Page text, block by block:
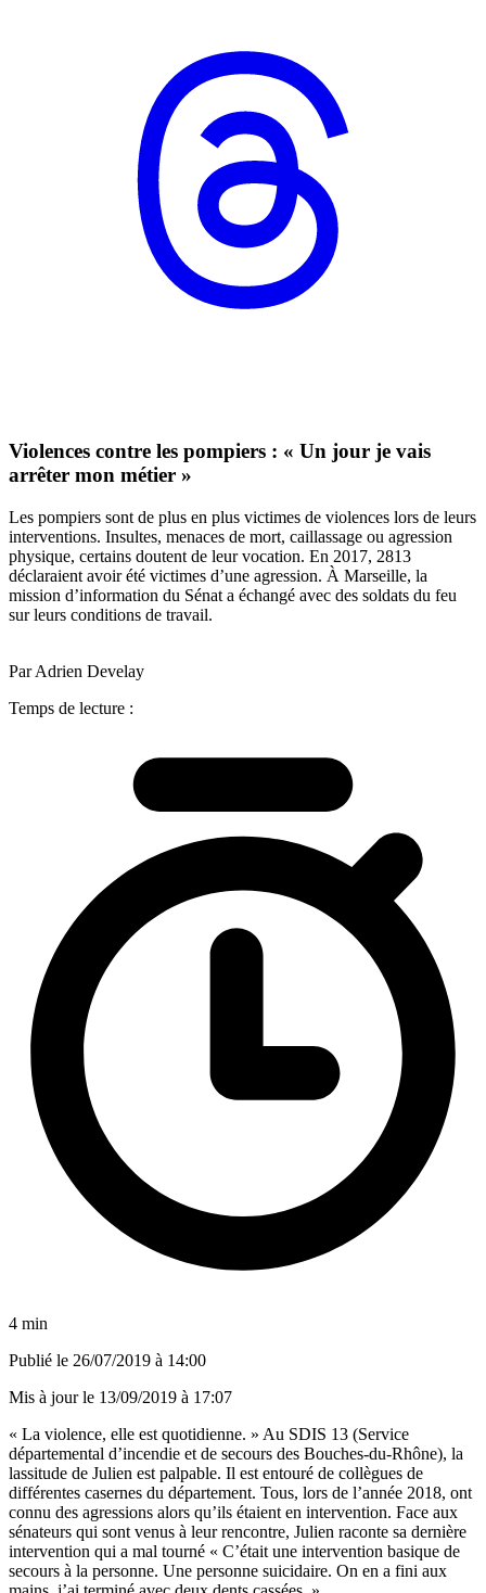
Violences contre les pompiers : « Un jour je vais
arrêter mon métier »
Les pompiers sont de plus en plus victimes de violences lors de leurs
interventions. Insultes, menaces de mort, caillassage ou agression
physique, certains doutent de leur vocation. En 2017, 2813
déclaraient avoir été victimes d’une agression. À Marseille, la
mission d’information du Sénat a échangé avec des soldats du feu
sur leurs conditions de travail.
Par Adrien Develay
Temps de lecture :
4 min
Publié le 26/07/2019 à 14:00
Mis à jour le 13/09/2019 à 17:07
« La violence, elle est quotidienne. » Au SDIS 13 (Service
départemental d’incendie et de secours des Bouches-du-Rhône), la
lassitude de Julien est palpable. Il est entouré de collègues de
différentes casernes du département. Tous, lors de l’année 2018, ont
connu des agressions alors qu’ils étaient en intervention. Face aux
sénateurs qui sont venus à leur rencontre, Julien raconte sa dernière
intervention qui a mal tourné « C’était une intervention basique de
secours à la personne. Une personne suicidaire. On en a fini aux